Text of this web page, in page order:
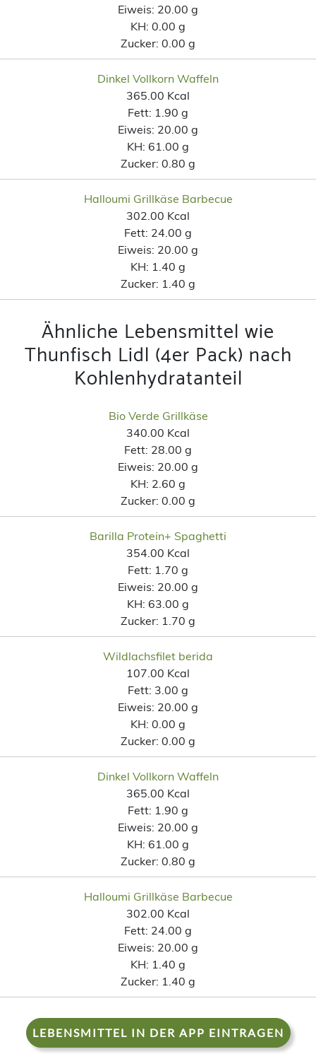
Eiweis: 20.00 g
KH: 0.00 g
Zucker: 0.00 g
Dinkel Vollkorn Waffeln
365.00 Kcal
Fett: 1.90 g
Eiweis: 20.00 g
KH: 61.00 g
Zucker: 0.80 g
Halloumi Grillkäse Barbecue
302.00 Kcal
Fett: 24.00 g
Eiweis: 20.00 g
KH: 1.40 g
Zucker: 1.40 g
Ähnliche Lebensmittel wie
Thunfisch Lidl (4er Pack) nach
Kohlenhydratanteil
Bio Verde Grillkäse
340.00 Kcal
Fett: 28.00 g
Eiweis: 20.00 g
KH: 2.60 g
Zucker: 0.00 g
Barilla Protein+ Spaghetti
354.00 Kcal
Fett: 1.70 g
Eiweis: 20.00 g
KH: 63.00 g
Zucker: 1.70 g
Wildlachsfilet berida
107.00 Kcal
Fett: 3.00 g
Eiweis: 20.00 g
KH: 0.00 g
Zucker: 0.00 g
Dinkel Vollkorn Waffeln
365.00 Kcal
Fett: 1.90 g
Eiweis: 20.00 g
KH: 61.00 g
Zucker: 0.80 g
Halloumi Grillkäse Barbecue
302.00 Kcal
Fett: 24.00 g
Eiweis: 20.00 g
KH: 1.40 g
Zucker: 1.40 g
LEBENSMITTEL IN DER APP EINTRAGEN